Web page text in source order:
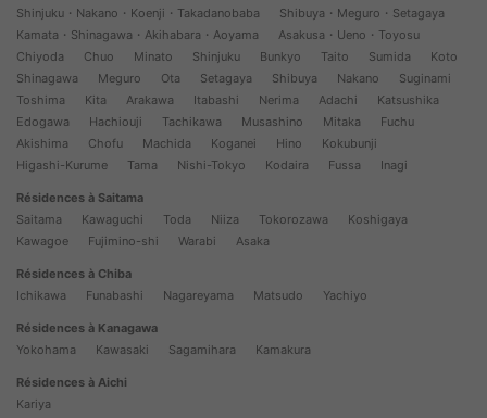
Shinjuku・Nakano・Koenji・Takadanobaba
Shibuya・Meguro・Setagaya
Kamata・Shinagawa・Akihabara・Aoyama
Asakusa・Ueno・Toyosu
Chiyoda
Chuo Minato Shinjuku Bunkyo Taito Sumida
Koto
Shinagawa
Meguro Ota Setagaya Shibuya Nakano
Suginami
Toshima
Kita Arakawa Itabashi Nerima Adachi
Katsushika
Edogawa
Hachiouji Tachikawa Musashino Mitaka
Fuchu
Akishima
Chofu Machida Koganei Hino
Kokubunji
Higashi-Kurume
Tama Nishi-Tokyo Kodaira Fussa Inagi
Résidences à Saitama
Saitama
Kawaguchi Toda Niiza Tokorozawa
Koshigaya
Kawagoe
Fujimino-shi Warabi Asaka
Résidences à Chiba
Ichikawa
Funabashi Nagareyama Matsudo Yachiyo
Résidences à Kanagawa
Yokohama
Kawasaki Sagamihara Kamakura
Résidences à Aichi
Kariya